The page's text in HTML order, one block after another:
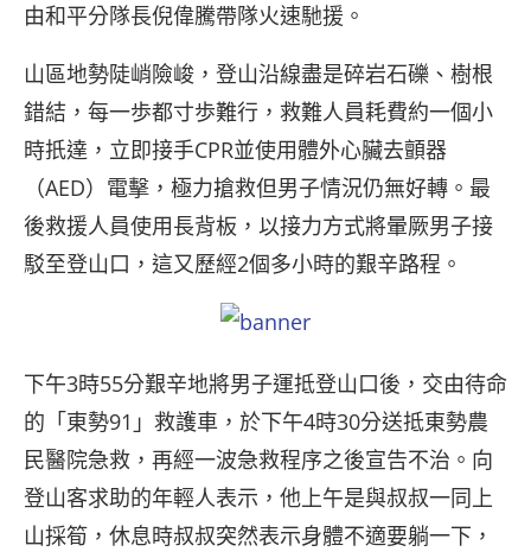
由和平分隊長倪偉騰帶隊火速馳援。
山區地勢陡峭險峻，登山沿線盡是碎岩石礫、樹根
錯結，每一歩都寸歩難行，救難人員耗費約一個小
時扺達，立即接手CPR並使用體外心臟去顫器
（AED）電擊，極力搶救但男子情況仍無好轉。最
後救援人員使用長背板，以接力方式將暈厥男子接
駁至登山口，這又歷經2個多小時的艱辛路程。
下午3時55分艱辛地將男子運抵登山口後，交由待命
的「東勢91」救護車，於下午4時30分送抵東勢農
民醫院急救，再經一波急救程序之後宣告不治。向
登山客求助的年輕人表示，他上午是與叔叔一同上
山採筍，休息時叔叔突然表示身體不適要躺一下，